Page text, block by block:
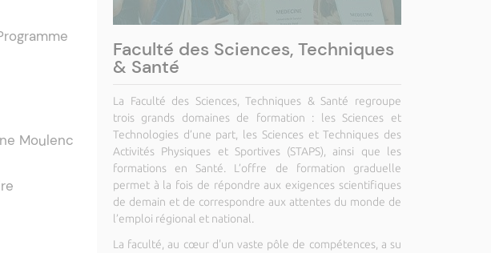
Moulenc
Faculté des Sciences, Techniques
& Santé
La Faculté des Sciences, Techniques & Santé regroupe
trois grands domaines de formation : les Sciences et
Technologies d’une part, les Sciences et Techniques des
Activités Physiques et Sportives (STAPS), ainsi que les
formations en Santé. L’offre de formation graduelle
permet à la fois de répondre aux exigences scientifiques
de demain et de correspondre aux attentes du monde de
l’emploi régional et national.
La faculté, au cœur d'un vaste pôle de compétences, a su